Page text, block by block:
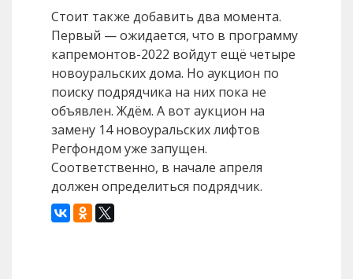
Стоит также добавить два момента.
Первый — ожидается, что в программу
капремонтов-2022 войдут ещё четыре
новоуральских дома. Но аукцион по
поиску подрядчика на них пока не
объявлен. Ждём. А вот аукцион на
замену 14 новоуральских лифтов
Регфондом уже запущен.
Соответственно, в начале апреля
должен определиться подрядчик.